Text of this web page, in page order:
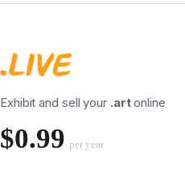
Exhibit and sell your .artonline
‪$0.99 per year